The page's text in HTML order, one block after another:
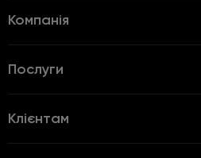
Компанія
Послуги
Клієнтам